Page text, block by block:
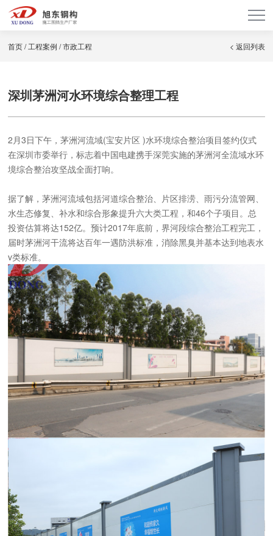
首页/工程案例 /市政工程 < 返回列表
深圳茅洲河水环境综合整理工程
2月3日下午，茅洲河流域(宝安片区 )水环境综合整治项目签约仪式
在深圳市委举行，标志着中国电建携手深莞实施的茅洲河全流域水环
境综合整治攻坚战全面打响。
据了解，茅洲河流域包括河道综合整治、片区排涝、雨污分流管网、
水生态修复、补水和综合形象提升六大类工程，和46个子项目。总
投资估算将达152亿。预计2017年底前，界河段综合整治工程完工，
届时茅洲河干流将达百年一遇防洪标准，消除黑臭并基本达到地表水
v类标准。